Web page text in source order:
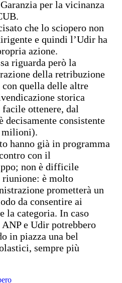
per la vicinanza
che lo sciopero non
e quindi l’Udir ha
azione.
riguarda però la
della retribuzione
quella delle altre
storica
facile ottenere, dal
decisamente consistente
milioni).
hanno già in programma
con il
non è difficile
riunione: è molto
prometterà un
da consentire ai
la categoria. In caso
e Udir potrebbero
in piazza una bel
sempre più